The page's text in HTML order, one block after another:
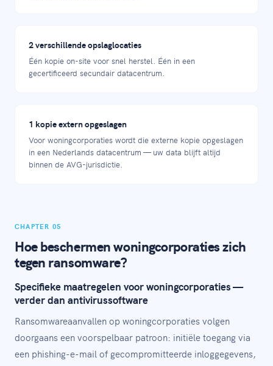
2 verschillende opslaglocaties
Één kopie on-site voor snel herstel. Één in een
gecertificeerd secundair datacentrum.
1 kopie extern opgeslagen
Voor woningcorporaties wordt die externe kopie opgeslagen
in een Nederlands datacentrum — uw data blijft altijd
binnen de AVG-jurisdictie.
CHAPTER 05
Hoe beschermen woningcorporaties zich
tegen ransomware?
Specifieke maatregelen voor woningcorporaties —
verder dan antivirussoftware
Ransomwareaanvallen op woningcorporaties volgen
doorgaans een voorspelbaar patroon: initiële toegang via
een phishing-e-mail of gecompromitteerde inloggegevens,